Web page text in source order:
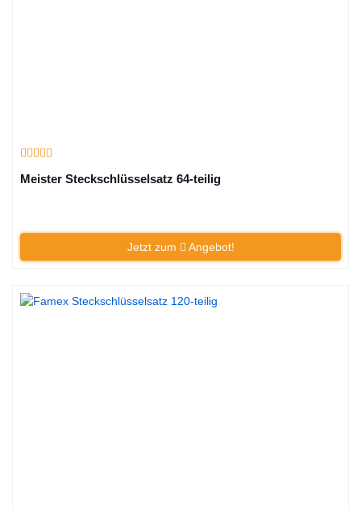
Meister Steckschlüsselsatz 64-teilig
Jetzt zum Angebot!